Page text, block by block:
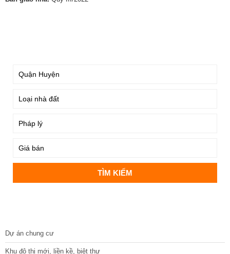
Dự án chung cư
Khu đô thị mới, liền kề, biệt thự